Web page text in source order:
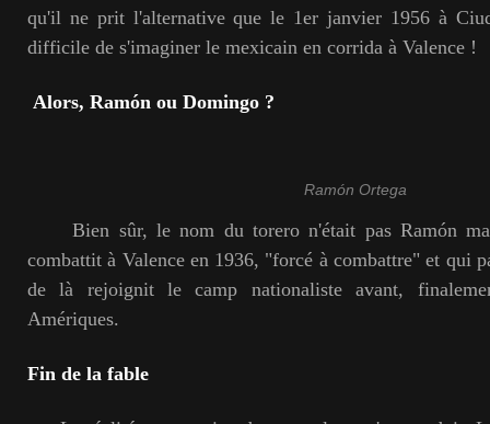
qu'il ne prit l'alternative que le 1er janvier 1956 à
difficile de s'imaginer le mexicain en corrida à Valence !
Alors, Ramón ou Domingo ?
Ramón Ortega
Bien sûr, le nom du torero n'était pas Ramón
combattit à Valence en 1936, "forcé à combattre" et qui
de là rejoignit le camp nationaliste avant,
Amériques.
Fin de la fable